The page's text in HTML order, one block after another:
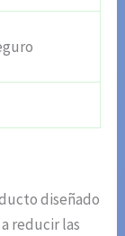
diseñado
reducir las